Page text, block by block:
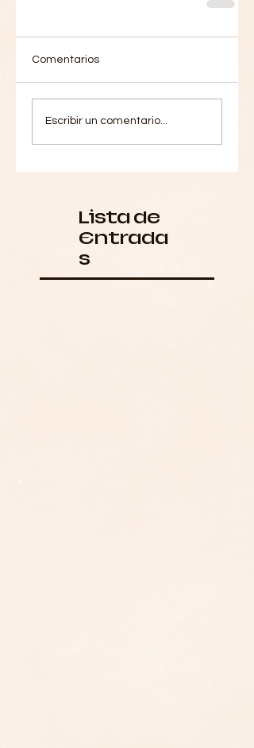
Comentarios
Escribir un comentario...
Lista de
Entrada
s